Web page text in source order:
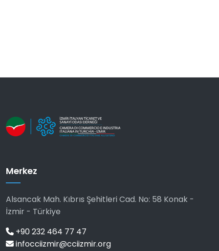
Merkez
Alsancak Mah. Kıbrıs Şehitleri Cad. No: 58 Konak -
İzmir - Türkiye
+90 232 464 77 47
infocciizmir@cciizmir.org